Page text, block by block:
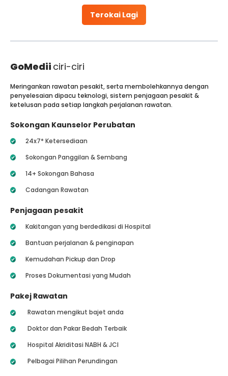
Terokai Lagi
GoMedii ciri-ciri
Meringankan rawatan pesakit, serta membolehkannya dengan
penyelesaian dipacu teknologi, sistem penjagaan pesakit &
ketelusan pada setiap langkah perjalanan rawatan.
Sokongan Kaunselor Perubatan
24x7* Ketersediaan
Sokongan Panggilan & Sembang
14+ Sokongan Bahasa
Cadangan Rawatan
Penjagaan pesakit
Kakitangan yang berdedikasi di Hospital
Bantuan perjalanan & penginapan
Kemudahan Pickup dan Drop
Proses Dokumentasi yang Mudah
Pakej Rawatan
Rawatan mengikut bajet anda
Doktor dan Pakar Bedah Terbaik
Hospital Akriditasi NABH & JCI
Pelbagai Pilihan Perundingan